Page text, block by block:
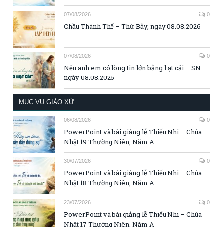
07/08/2026 0
Chầu Thánh Thể – Thứ Bảy, ngày 08.08.2026
07/08/2026 0
Nếu anh em có lòng tin lớn bằng hạt cải – SN
ngày 08.08.2026
MỤC VỤ GIÁO XỨ
06/08/2026 0
PowerPoint và bài giảng lễ Thiếu Nhi – Chúa
Nhật 19 Thường Niên, Năm A
30/07/2026 0
PowerPoint và bài giảng lễ Thiếu Nhi – Chúa
Nhật 18 Thường Niên, Năm A
23/07/2026 0
PowerPoint và bài giảng lễ Thiếu Nhi – Chúa
Nhật 17 Thường Niên, Năm A